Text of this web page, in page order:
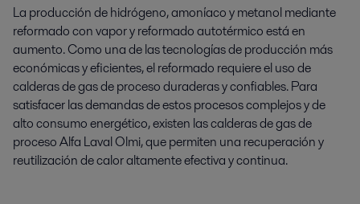
La producción de hidrógeno, amoníaco y metanol mediante
reformado con vapor y reformado autotérmico está en
aumento. Como una de las tecnologías de producción más
económicas y eficientes, el reformado requiere el uso de
calderas de gas de proceso duraderas y confiables. Para
satisfacer las demandas de estos procesos complejos y de
alto consumo energético, existen las calderas de gas de
proceso Alfa Laval Olmi, que permiten una recuperación y
reutilización de calor altamente efectiva y continua.